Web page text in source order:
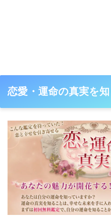
恋愛・運命の真実を